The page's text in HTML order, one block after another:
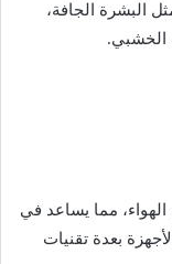
البشرة الجافة،
الخشبي.
مما يساعد في
بعدة تقنيات